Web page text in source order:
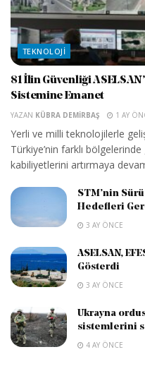
TEKNOLOJI
81 İlin Güvenliği
Sistemine Emanet
YAZAN KÜBRA DEMIRBAŞ 1 AY
Yerli ve milli teknolojilerle
Türkiye’nin farklı
kabiliyetlerini artırmaya
STM’nin
Hedefleri
3 AY ÖNCE
ASELSAN,
Gösterdi
3 AY ÖNCE
Ukrayna
sistemlerini
4 AY ÖNCE